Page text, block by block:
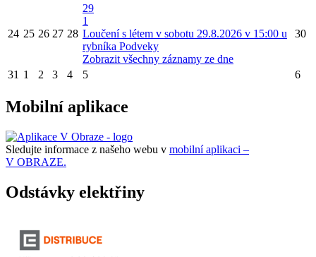
24 25 26 27 28
29
1
Loučení s létem v sobotu 29.8.2026 v 15:00 u
rybníka Podveky
Zobrazit všechny záznamy ze dne
30
31 1 2 3 4 5 6
Mobilní aplikace
Sledujte informace z našeho webu v mobilní aplikaci –
V OBRAZE.
Odstávky elektřiny